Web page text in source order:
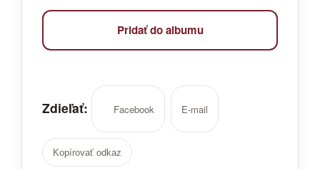
Pridať do albumu
Zdieľať: Facebook E-mail
Kopírovať odkaz